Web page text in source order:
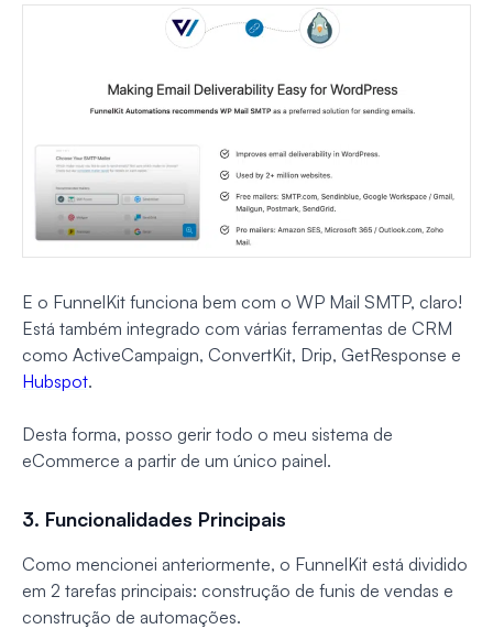
E o FunnelKit funciona bem com o WP Mail SMTP, claro!
Está também integrado com várias ferramentas de CRM
como ActiveCampaign, ConvertKit, Drip, GetResponse e
Hubspot.
Desta forma, posso gerir todo o meu sistema de
eCommerce a partir de um único painel.
3. Funcionalidades Principais
Como mencionei anteriormente, o FunnelKit está dividido
em 2 tarefas principais: construção de funis de vendas e
construção de automações.